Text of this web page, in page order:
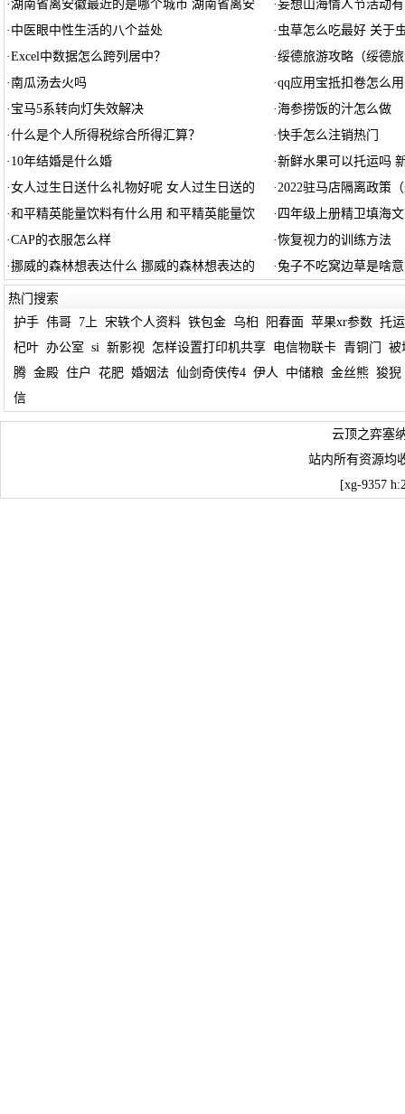
·湖南省离安徽最近的是哪个城市 湖南省离安 ·妄想山海情人节活动
· 中医眼中性生活的八个益处 · 虫草怎么吃最好 关于
·Excel中数据怎么跨列居中？ ·绥德旅游攻略（绥德
·南瓜汤去火吗 ·qq应用宝抵扣卷怎么用
· 宝马5系转向灯失效解决 ·海参捞饭的汁怎么做
·什么是个人所得税综合所得汇算？ ·快手怎么注销热门
· 10年结婚是什么婚 ·新鲜水果可以托运吗
·女人过生日送什么礼物好呢 女人过生日送的 ·2022驻马店隔离政策
·和平精英能量饮料有什么用 和平精英能量饮 · 四年级上册精卫填海
·CAP的衣服怎么样 ·恢复视力的训练方法
·挪威的森林想表达什么 挪威的森林想表达的 ·兔子不吃窝边草是啥
热门搜索
护手 伟哥 7上 宋轶个人资料 铁包金 乌桕 阳春面 苹果xr参数 托运
杞叶 办公室 si 新影视 怎样设置打印机共享 电信物联卡 青铜门
被
腾 金殿 住户 花肥 婚姻法 仙剑奇侠传4 伊人 中储粮 金丝熊 狻猊
信
云顶之弈塞
站内所有资源均
[xg-9357